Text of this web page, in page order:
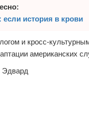
история в крови
и кросс-
американских